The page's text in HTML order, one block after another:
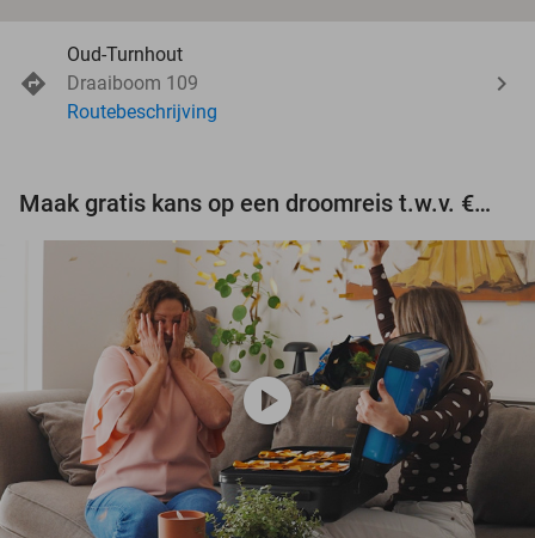
Oud-Turnhout
Draaiboom 109
Routebeschrijving
Maak gratis kans op een droomreis t.w.v. €3.000!
play_circle